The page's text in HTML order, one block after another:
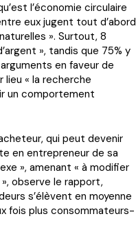
l’économie circulaire
eux jugent tout d’abord
». Surtout, 8
», tandis que 75% y
en faveur de
« la recherche
un comportement
qui peut devenir
en entrepreneur de sa
», amenant « à modifier
observe le rapport,
s’élèvent en moyenne
fois plus consommateurs-